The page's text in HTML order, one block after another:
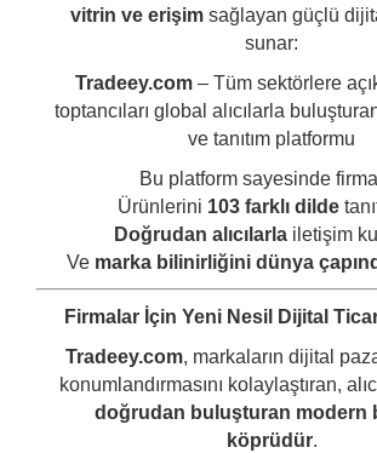
vitrin ve erişimsağlayan güçlü
sunar:
Tradeey.com– Tüm sektörlere
toptancıları global alıcılarla
ve tanıtım platformu
Bu platform sayesinde
Ürünlerini 103 farklı dilde
Doğrudan alıcılarlailetişim
Ve marka bilinirliğini dünya
Firmalar İçin Yeni Nesil Dijital
Tradeey.com, markaların dijital
konumlandırmasını kolaylaştıran,
doğrudan buluşturan modern
köprüdür.